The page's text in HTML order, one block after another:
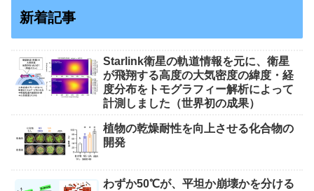
新着記事
Starlink衛星の軌道情報を元に、衛星
が飛翔する高度の大気密度の緯度・経
度分布をトモグラフィー解析によって
計測しました（世界初の成果）
植物の乾燥耐性を向上させる化合物の
開発
わずか50℃が、平坦か崩壊かを分ける